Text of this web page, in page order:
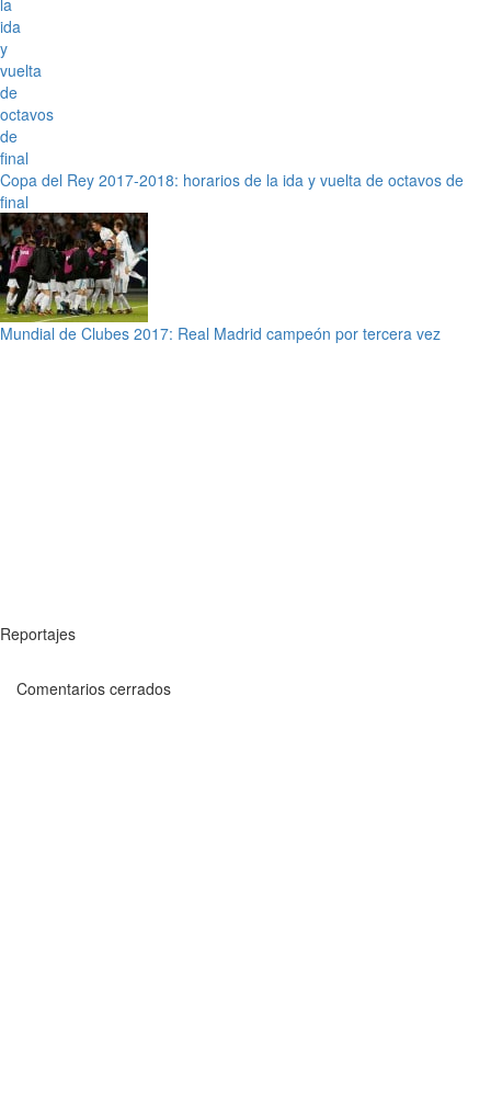
Copa del Rey 2017-2018: horarios de la ida y vuelta de octavos de
final
Mundial de Clubes 2017: Real Madrid campeón por tercera vez
Reportajes
Comentarios cerrados